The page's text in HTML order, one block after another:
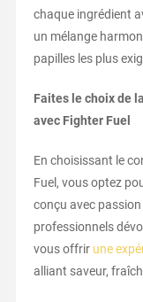
chaque ingrédient
un mélange
papilles les plus
Faites le choix de
avec Fighter Fuel
En choisissant le
Fuel, vous optez
conçu avec
professionnels
vous offrir une
alliant saveur,